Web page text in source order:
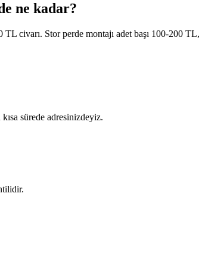
ne kadar?
civarı. Stor perde montajı adet başı 100-200
sürede adresinizdeyiz.